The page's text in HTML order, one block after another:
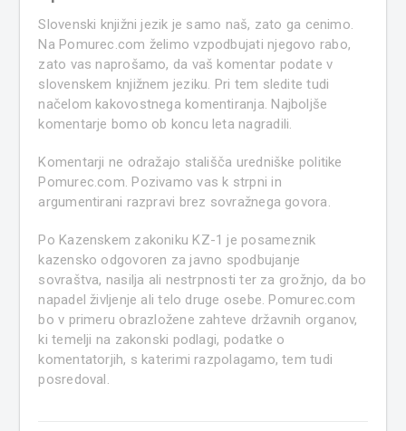
Slovenski knjižni jezik je samo naš, zato ga cenimo.
Na Pomurec.com želimo vzpodbujati njegovo rabo,
zato vas naprošamo, da vaš komentar podate v
slovenskem knjižnem jeziku. Pri tem sledite tudi
načelom kakovostnega komentiranja. Najboljše
komentarje bomo ob koncu leta nagradili.
Komentarji ne odražajo stališča uredniške politike
Pomurec.com. Pozivamo vas k strpni in
argumentirani razpravi brez sovražnega govora.
Po Kazenskem zakoniku KZ-1 je posameznik
kazensko odgovoren za javno spodbujanje
sovraštva, nasilja ali nestrpnosti ter za grožnjo, da bo
napadel življenje ali telo druge osebe. Pomurec.com
bo v primeru obrazložene zahteve državnih organov,
ki temelji na zakonski podlagi, podatke o
komentatorjih, s katerimi razpolagamo, tem tudi
posredoval.